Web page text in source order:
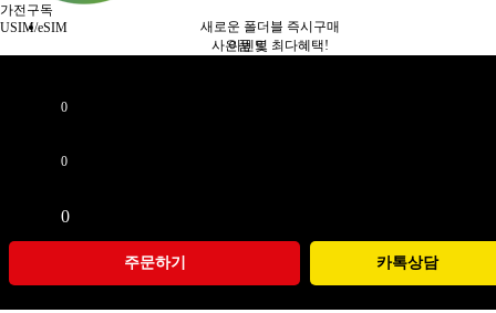
새로운 폴더블 즉시구매
사은품 및 최다혜택!
애플
가전구독
가전구독
USIM/eSIM
이벤트
0
0
0
카톡상담